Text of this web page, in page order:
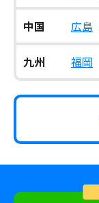
中国 広島
九州 福岡